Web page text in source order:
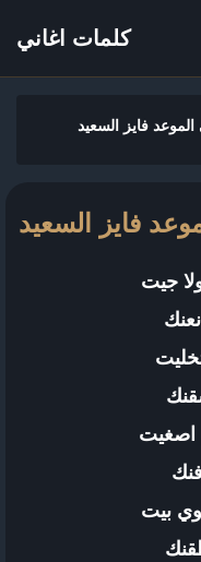
كلمات اغاني
فايز السعيد
فايز السعيد
جيت
اصغيت
بيت